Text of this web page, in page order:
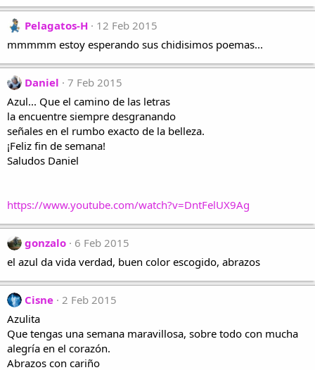
Pelagatos-H
12 Feb 2015
mmmmm estoy esperando sus chidisimos poemas...
Daniel
7 Feb 2015
Azul... Que el camino de las letras
la encuentre siempre desgranando
señales en el rumbo exacto de la belleza.
¡Feliz fin de semana!
Saludos Daniel
https://www.youtube.com/watch?v=DntFelUX9Ag
gonzalo
6 Feb 2015
el azul da vida verdad, buen color escogido, abrazos
Cisne 2 Feb 2015
Azulita
Que tengas una semana maravillosa, sobre todo con mucha
alegría en el corazón.
Abrazos con cariño